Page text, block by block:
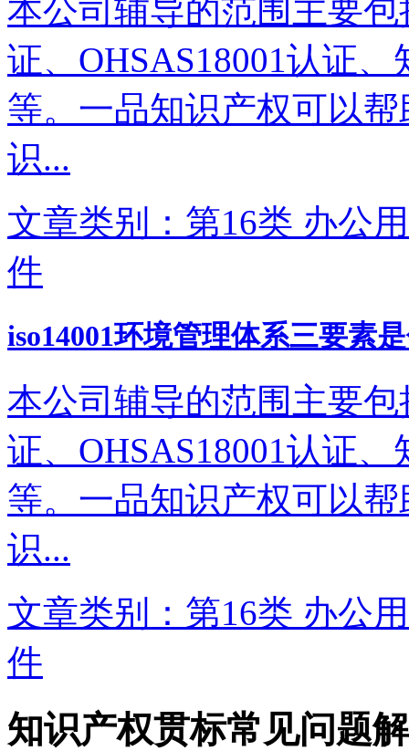
本公司辅导的范围主要包
证、OHSAS18001认证
等。一品知识产权可以
识...
文章类别：第16类 办公
件
iso14001环境管理体系三要素
本公司辅导的范围主要包
证、OHSAS18001认证
等。一品知识产权可以
识...
文章类别：第16类 办公
件
知识产权贯标常见问题